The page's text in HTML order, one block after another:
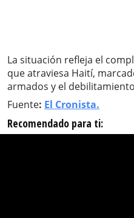
La situación refleja el
que atraviesa Haití,
armados y el
Fuente: El Cronista.
Recomendado para ti: